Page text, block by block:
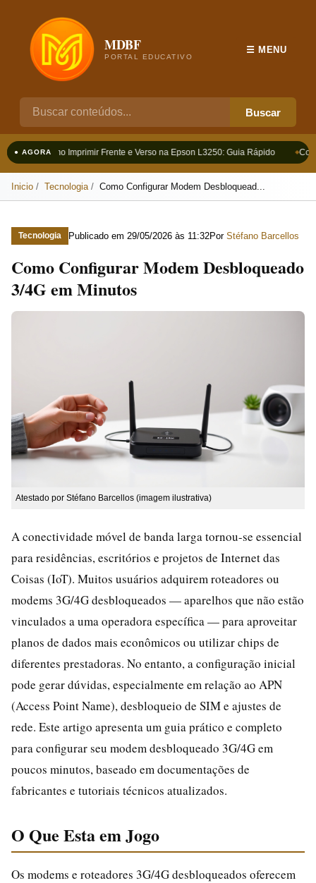
MDBF
PORTAL EDUCATIVO
Buscar
☰ MENU
● AGORAComo Imprimir Frente e Verso na Epson L3250: Guia Rápido
Inicio Tecnologia Como Configurar Modem Desbloquead...
Tecnologia Publicado em 29/05/2026 às 11:32Por Stéfano Barcellos
Como Configurar Modem Desbloqueado
3/4G em Minutos
Atestado por Stéfano Barcellos (imagem ilustrativa)
A conectividade móvel de banda larga tornou-se essencial
para residências, escritórios e projetos de Internet das
Coisas (IoT). Muitos usuários adquirem roteadores ou
modems 3G/4G desbloqueados — aparelhos que não estão
vinculados a uma operadora específica — para aproveitar
planos de dados mais econômicos ou utilizar chips de
diferentes prestadoras. No entanto, a configuração inicial
pode gerar dúvidas, especialmente em relação ao APN
(Access Point Name), desbloqueio de SIM e ajustes de
rede. Este artigo apresenta um guia prático e completo
para configurar seu modem desbloqueado 3G/4G em
poucos minutos, baseado em documentações de
fabricantes e tutoriais técnicos atualizados.
O Que Esta em Jogo
Os modems e roteadores 3G/4G desbloqueados oferecem